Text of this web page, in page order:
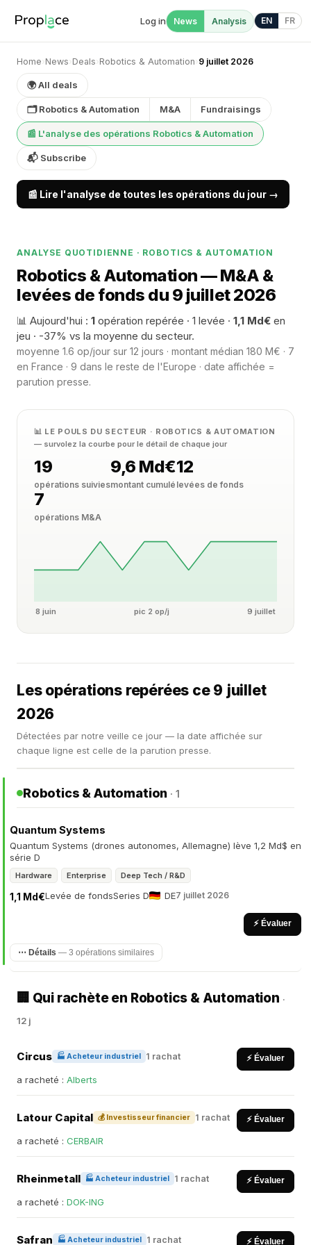
Log in News Analysis EN FR
Home› News› Deals› Robotics & Automation› 9 juillet 2026
🌍 All deals
🗂 Robotics & Automation M&A Fundraisings
📰 L'analyse des opérations Robotics & Automation
📬 Subscribe
📰 Lire l'analyse de toutes les opérations du jour →
ANALYSE QUOTIDIENNE · ROBOTICS & AUTOMATION
Robotics & Automation — M&A &
levées de fonds du 9 juillet 2026
📊 Aujourd'hui : 1 opération repérée · 1 levée · 1,1 Md€ en
jeu · -37% vs la moyenne du secteur.
moyenne 1.6 op/jour sur 12 jours · montant médian 180 M€ · 7
en France · 9 dans le reste de l'Europe · date affichée =
parution presse.
📊 LE POULS DU SECTEUR · ROBOTICS & AUTOMATION
— survolez la courbe pour le détail de chaque jour
19
opérations suivies
9,6 Md€
montant cumulé
12
levées de fonds
7
opérations M&A
8 juin pic 2 op/j 9 juillet
Les opérations repérées ce 9 juillet
2026
Détectées par notre veille ce jour — la date affichée sur
chaque ligne est celle de la parution presse.
Robotics & Automation · 1
Quantum Systems
Quantum Systems (drones autonomes, Allemagne) lève 1,2 Md$ en
série D
Hardware Enterprise Deep Tech / R&D
Levée de fonds
1,1 Md€ Series D DE7 juillet 2026
⚡ Évaluer
⋯ Détails — 3 opérations similaires
🏢 Qui rachète en Robotics & Automation ·
12 j
Circus 🏭 Acheteur industriel 1 rachat ⚡ Évaluer
a racheté : Alberts
Latour Capital 💰 Investisseur financier 1 rachat ⚡ Évaluer
a racheté : CERBAIR
Rheinmetall 🏭 Acheteur industriel 1 rachat ⚡ Évaluer
a racheté : DOK-ING
Safran 🏭 Acheteur industriel 1 rachat ⚡ Évaluer